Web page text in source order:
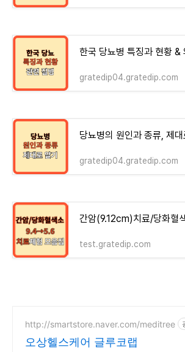
한국 당뇨병 특징과 현황 &
gratedip04.gratedip.com
당뇨병의 원인과 종류, 제
gratedip04.gratedip.com
test.gratedip.com
http://smartstore.naver.com/meditree
오상헬스케어 글루코랩